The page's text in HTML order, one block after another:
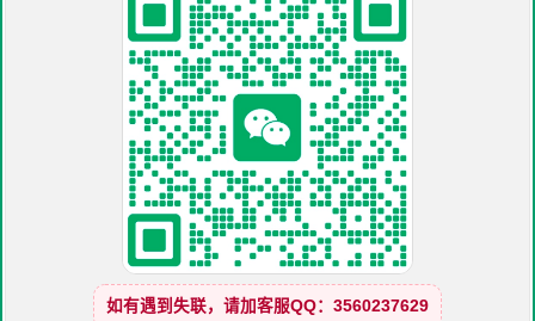
如有遇到失联，请加客服QQ：3560237629